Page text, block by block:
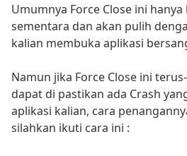
Umumnya Force Close ini
sementara dan akan pulih
kalian membuka aplikasi
Namun jika Force Close ini
dapat di pastikan ada Crash
aplikasi kalian, cara
silahkan ikuti cara ini :